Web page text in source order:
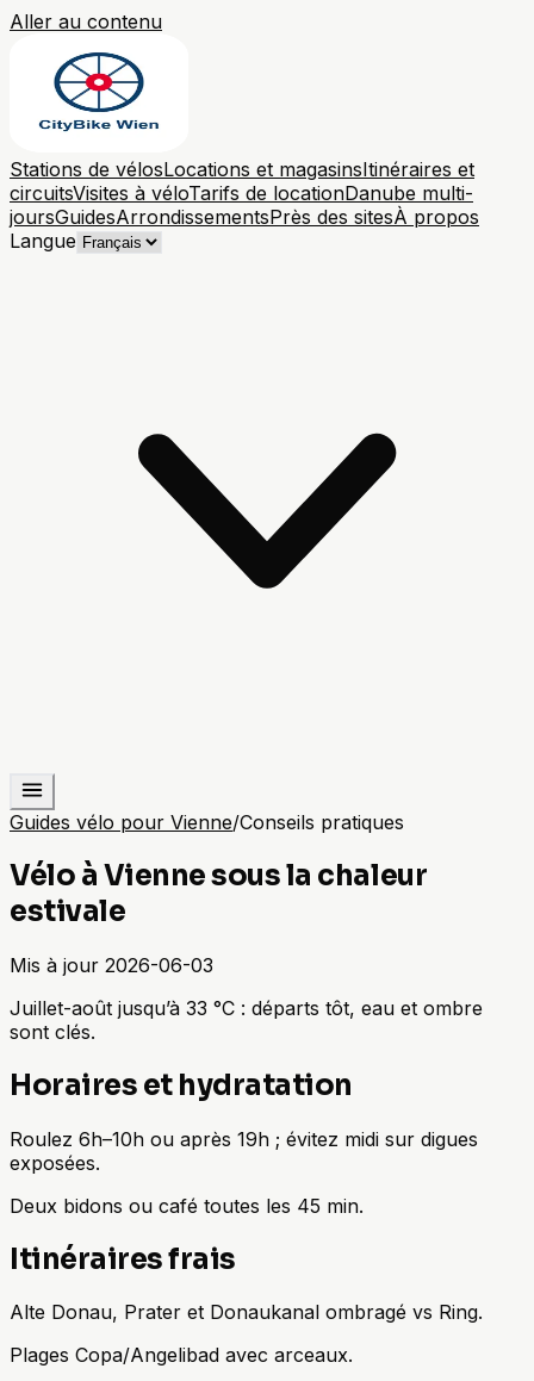
Aller au contenu
Stations de vélosLocations et magasinsItinéraires et
circuitsVisites à véloTarifs de locationDanube multi-
joursGuidesArrondissementsPrès des sitesÀ propos
Langue
Guides vélo pour Vienne/Conseils pratiques
Vélo à Vienne sous la chaleur
estivale
Mis à jour 2026-06-03
Juillet-août jusqu’à 33 °C : départs tôt, eau et ombre
sont clés.
Horaires et hydratation
Roulez 6h–10h ou après 19h ; évitez midi sur digues
exposées.
Deux bidons ou café toutes les 45 min.
Itinéraires frais
Alte Donau, Prater et Donaukanal ombragé vs Ring.
Plages Copa/Angelibad avec arceaux.